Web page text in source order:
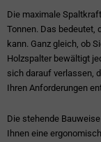
Die maximale
Tonnen. Das bedeutet,
kann. Ganz gleich, ob
Holzspalter bewältigt
sich darauf verlassen,
Ihren Anforderungen
Die stehende
Ihnen eine